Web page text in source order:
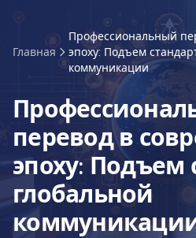
Главная
Профессиональный
эпоху: Подъем
коммуникации
перевод в
эпоху: Подъем
глобальной